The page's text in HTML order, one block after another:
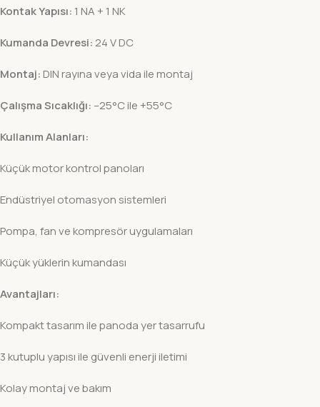
Kontak Yapısı: 1 NA + 1 NK
Kumanda Devresi: 24 V DC
Montaj: DIN rayına veya vida ile montaj
Çalışma Sıcaklığı: –25°C ile +55°C
Kullanım Alanları:
Küçük motor kontrol panoları
Endüstriyel otomasyon sistemleri
Pompa, fan ve kompresör uygulamaları
Küçük yüklerin kumandası
Avantajları:
Kompakt tasarım ile panoda yer tasarrufu
3 kutuplu yapısı ile güvenli enerji iletimi
Kolay montaj ve bakım